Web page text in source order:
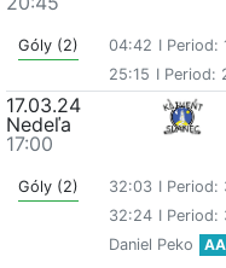
Góly (2) 04:42 I Period:
25:15 I Period:
17.03.24
Nedeľa
17:00
Góly (2) 32:03 I Period:
32:24 I Period:
Daniel Peko
AA